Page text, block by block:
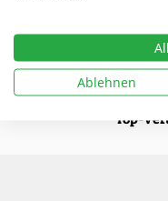
Artikel von
07.04.2025 | DFB-
Top-
Ablehnen